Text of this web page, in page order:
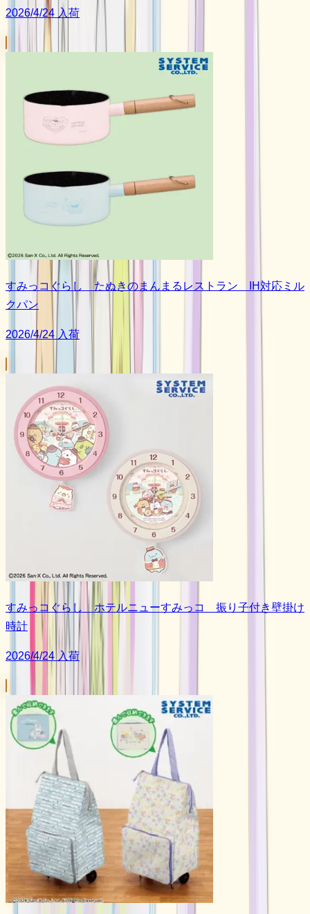
2026/4/24 入荷
すみっコぐらし たぬきのまんまるレストラン IH対応ミル
クパン
2026/4/24 入荷
すみっコぐらし ホテルニューすみっコ 振り子付き壁掛け
時計
2026/4/24 入荷